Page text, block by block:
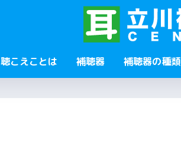
聴こえことは 補聴器 補聴器の種類